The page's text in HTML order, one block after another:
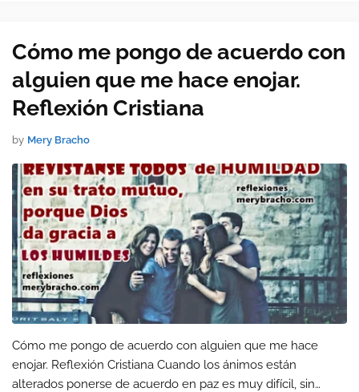
Cómo me pongo de acuerdo con
alguien que me hace enojar.
Reflexión Cristiana
by Mery Bracho
Cómo me pongo de acuerdo con alguien que me hace
enojar. Reflexión Cristiana Cuando los ánimos están
alterados ponerse de acuerdo en paz es muy difícil, sin